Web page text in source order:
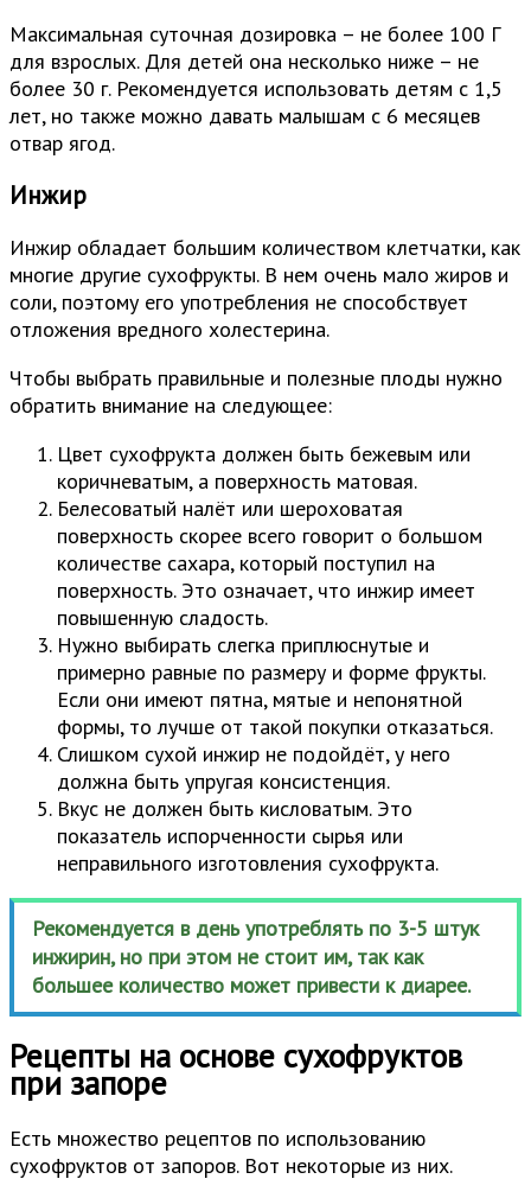
Максимальная суточная дозировка – не более 100 Г
для взрослых. Для детей она несколько ниже – не
более 30 г. Рекомендуется использовать детям с 1,5
лет, но также можно давать малышам с 6 месяцев
отвар ягод.
Инжир
Инжир обладает большим количеством клетчатки, как
многие другие сухофрукты. В нем очень мало жиров и
соли, поэтому его употребления не способствует
отложения вредного холестерина.
Чтобы выбрать правильные и полезные плоды нужно
обратить внимание на следующее:
Цвет сухофрукта должен быть бежевым или
коричневатым, а поверхность матовая.
Белесоватый налёт или шероховатая
поверхность скорее всего говорит о большом
количестве сахара, который поступил на
поверхность. Это означает, что инжир имеет
повышенную сладость.
Нужно выбирать слегка приплюснутые и
примерно равные по размеру и форме фрукты.
Если они имеют пятна, мятые и непонятной
формы, то лучше от такой покупки отказаться.
Слишком сухой инжир не подойдёт, у него
должна быть упругая консистенция.
Вкус не должен быть кисловатым. Это
показатель испорченности сырья или
неправильного изготовления сухофрукта.
Рекомендуется в день употреблять по 3-5 штук
инжирин, но при этом не стоит им, так как
большее количество может привести к диарее.
Рецепты на основе сухофруктов
при запоре
Есть множество рецептов по использованию
сухофруктов от запоров. Вот некоторые из них.